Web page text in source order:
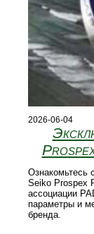
2026-06-04
Ознакомьтесь
Seiko Prospex
ассоциации
параметры и
бренда.